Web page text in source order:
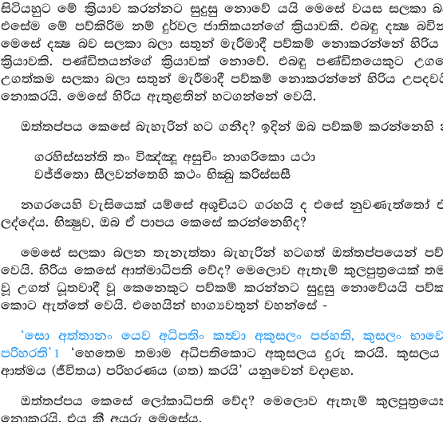
සිටියහුට මේ ක්‍රියාව කරන්නට සුදුසු නොවේ යයි මෙසේ වයස සලකා
එසේම මේ පව්කිරිම නම් දුර්වල ජාතිකයන්ගේ ක්‍රියාවකි. එබඳු දක්‍ෂ
මෙසේ දක්‍ෂ බව සලකා බලා සතුන් මැරීමාදී පව්කම් නොකරන්නේ
ක්‍රියාවකි. පණ්ඩිතයන්ගේ ක්‍රියාවක් නොවේ. එබඳු පණ්ඩිතයෙකුට
උගත්කම සලකා බලා සතුන් මැරීමාදී පව්කම් නොකරන්නේ හිරිය
නොකරයි. මෙසේ හිරිය ඇතුළතින් හටගන්නේ වෙයි.
ඔත්තප්පය කෙසේ බැහැරින් හට ගනීද? ඉදින් ඔබ පව්කම් කරන්නෙහි
ගරහිස්සන්ති තං විඤ්ඤූ අසුචිං නාගරිකො යථා
වජ්ජිතො සීලවන්තෙහි කථං භික්‍ඛු කරිස්සසී
නගරයෙහි වැසියෙක් යම්සේ අශූචියට ගරහයි ද එසේ
ලද්දේය. භික්‍ෂුව, ඔබ ඒ පාපය කෙසේ කරන්නෙහිද?
මෙසේ සලකා බලන තැනැත්තා බැහැරින් හටගත් ඔත්තප්පයෙන්
වෙයි. හිරිය කෙසේ ආත්මාධිපති වේද? මෙලොව ඇතැම් කුලපුත්‍රයෙක්
වූ උගත් ධූතවාදී වූ කෙනෙකුට පව්කම් කරන්නට සුදුසු නොවේයයි
කොට ඇත්තේ වෙයි. එහෙයින් භාග්‍යවතුන් වහන්සේ -
‘සො අත්තානං යෙව අධිපතිං කත්‍වා අකුසලං පජහති, කුසලං
පරිහරති’ 1
‘හෙතෙම තමාම අධිපතිකොට අකුසලය දුරු කරයි. කුසලය
ආත්මය (ජීවිතය) පරිහරණය (ගත) කරයි’ යනුවෙන් වදාළහ.
ඔත්තප්පය කෙසේ ලෝකාධිපති වේද? මෙලොව ඇතැම්